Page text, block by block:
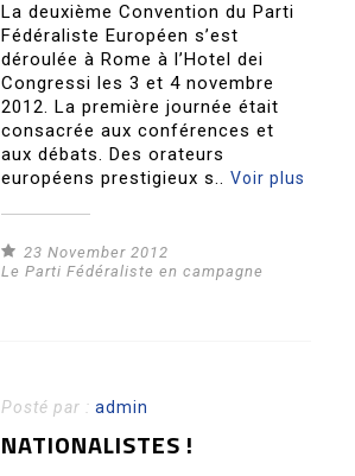
La deuxième Convention du Parti
Fédéraliste Européen s’est
déroulée à Rome à l’Hotel dei
Congressi les 3 et 4 novembre
2012. La première journée était
consacrée aux conférences et
aux débats. Des orateurs
européens prestigieux s..Voir plus
23 November 2012
Le Parti Fédéraliste en campagne
Posté par :admin
NATIONALISTES !